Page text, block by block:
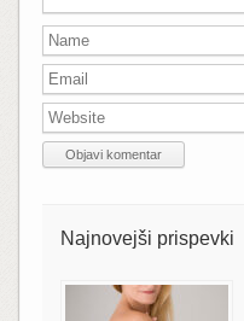
Najnovejši prispevki